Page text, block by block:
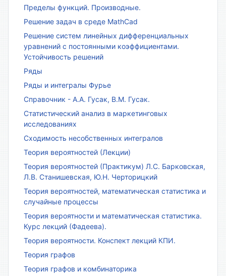
Пределы функций. Производные.
Решение задач в среде MathCad
Решение систем линейных дифференциальных
уравнений с постоянными коэффициентами.
Устойчивость решений
Ряды
Ряды и интегралы Фурье
Справочник - А.А. Гусак, В.М. Гусак.
Статистический анализ в маркетинговых
исследованиях
Сходимость несобственных интегралов
Теория вероятностей (Лекции)
Теория вероятностей (Практикум) Л.С. Барковская,
Л.В. Станишевская, Ю.Н. Черторицкий
Теория вероятностей, математическая статистика и
случайные процессы
Теория вероятности и математическая статистика.
Курс лекций (Фадеева).
Теория вероятности. Конспект лекций КПИ.
Теория графов
Теория графов и комбинаторика